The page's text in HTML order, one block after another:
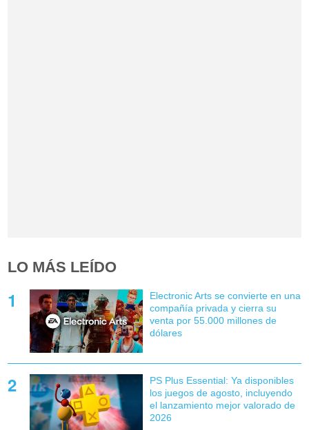
LO MÁS LEÍDO
Electronic Arts se convierte en una
compañía privada y cierra su
venta por 55.000 millones de
dólares
PS Plus Essential: Ya disponibles
los juegos de agosto, incluyendo
el lanzamiento mejor valorado de
2026